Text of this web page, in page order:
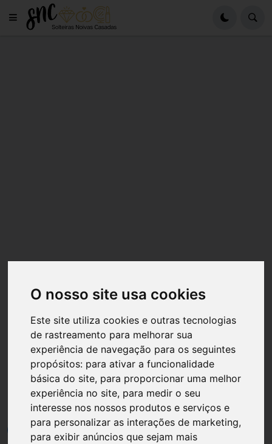
O nosso site usa cookies
Este site utiliza cookies e outras tecnologias
de rastreamento para melhorar sua
experiência de navegação para os seguintes
propósitos: para ativar a funcionalidade
básica do site, para proporcionar uma melhor
experiência no site, para medir o seu
interesse nos nossos produtos e serviços e
para personalizar as interações de marketing,
para exibir anúncios que sejam mais
Página inicial Noivas
Tendência de Casamento
Rose Gold
por Luh Dantas 2 min leitura